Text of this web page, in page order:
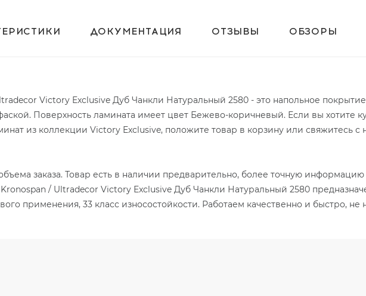
ДОКУМЕНТАЦИЯ ОТЗЫВЫ ОБЗОРЫ
Victory Exclusive Дуб Чанкли Натуральный 2580 - это напольное
Поверхность ламината имеет цвет Бежево-коричневый. Если вы хотите
из коллекции Victory Exclusive, положите товар в корзину или свяжитесь
заказа. Товар есть в наличии предварительно, более точную информацию
/ Ultradecor Victory Exclusive Дуб Чанкли Натуральный 2580
применения, 33 класс износостойкости. Работаем качественно и быстро, не